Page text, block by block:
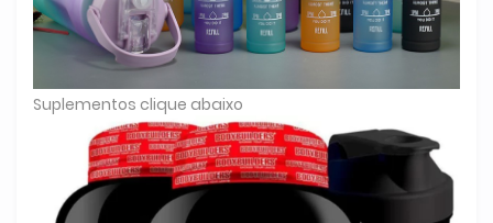
Suplementos clique abaixo